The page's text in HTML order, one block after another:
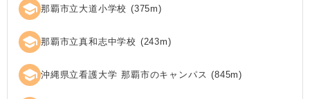
school 那覇市立大道小学校 (375m)
school 那覇市立真和志中学校 (243m)
school 沖縄県立看護大学 那覇市のキャンパス (845m)